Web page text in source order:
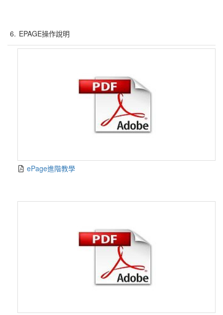
6. EPAGE操作說明
ePage進階教學